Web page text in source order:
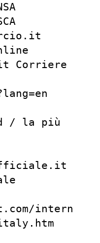
Corriere
/ la più
intern